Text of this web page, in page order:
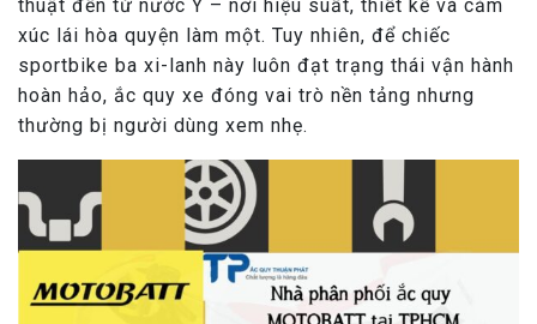
thuật đến từ nước Ý – nơi hiệu suất, thiết kế và cảm
xúc lái hòa quyện làm một. Tuy nhiên, để chiếc
sportbike ba xi-lanh này luôn đạt trạng thái vận hành
hoàn hảo, ắc quy xe đóng vai trò nền tảng nhưng
thường bị người dùng xem nhẹ.